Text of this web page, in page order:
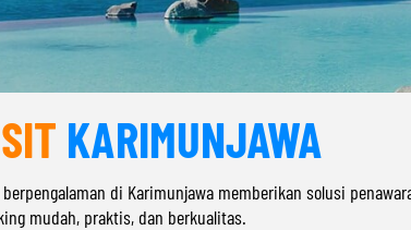
KARIMUNJAWA
di Karimunjawa memberikan solusi
mudah, praktis, dan berkualitas.